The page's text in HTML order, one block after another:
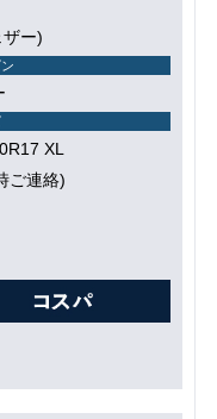
ー)
XL
ご連絡)